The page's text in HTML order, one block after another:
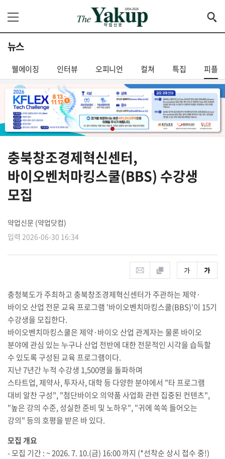
뉴스
웰에이징 인터뷰 오피니언 컬쳐 특집 피플
충북창조경제혁신센터,
바이오벤처마킹스쿨(BBS) 수강생
모집
약업신문 (약업닷컴)
입력 2026-06-30 16:34
충청북도가 주최하고 충북창조경제혁신센터가 주관하는 제약·
바이오 산업 전문 교육 프로그램 '바이오벤치마킹스쿨(BBS)'이 15기
수강생을 모집한다.
바이오벤치마킹스쿨은 제약·바이오 산업 관계자는 물론 바이오
분야에 관심 있는 누구나 산업 전반에 대한 전문적인 시각을 습득할
수 있도록 구성된 교육 프로그램이다.
지난7년간 누적 수강생 1,500명을 돌파하며
스타트업, 제약사,투자사, 대학 등 다양한 분야에서 "타 프로그램
대비 알찬 구성", "첨단바이오 의약품 사업화 관련 집중된 컨텐츠",
"높은 강의 수준, 성실한 준비 및 노하우", "귀에 쏙쏙 들어오는
강의"등의 호평을 받은 바 있다.
모집 개요
-모집 기간: ~ 2026. 7. 10.(금) 16:00까지 (*선착순 상시 접수 중!)